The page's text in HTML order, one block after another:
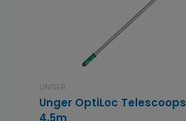
UNGER
Unger OptiLoc
4,5m